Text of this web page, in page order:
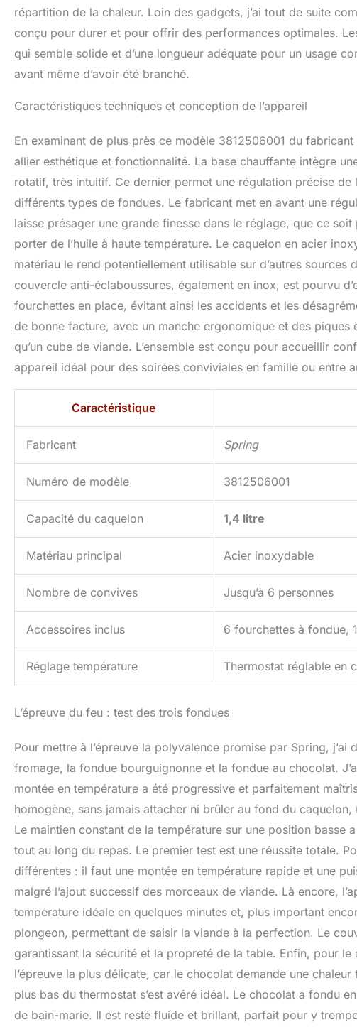
répartition de la chaleur. Loin des gadgets, j’ai tout de suite
conçu pour durer et pour offrir des performances optimales.
qui semble solide et d’une longueur adéquate pour un usage
avant même d’avoir été branché.
Caractéristiques techniques et conception de l’appareil
En examinant de plus près ce modèle 3812506001 du
allier esthétique et fonctionnalité. La base chauffante intègre
rotatif, très intuitif. Ce dernier permet une régulation précise
différents types de fondues. Le fabricant met en avant une
laisse présager une grande finesse dans le réglage, que ce
porter de l’huile à haute température. Le caquelon en acier
matériau le rend potentiellement utilisable sur d’autres
couvercle anti-éclaboussures, également en inox, est pourvu
fourchettes en place, évitant ainsi les accidents et les
de bonne facture, avec un manche ergonomique et des
qu’un cube de viande. L’ensemble est conçu pour accueillir
appareil idéal pour des soirées conviviales en famille ou entre
Caractéristique
Fabricant Spring
Numéro de modèle 3812506001
Capacité du caquelon 1,4 litre
Matériau principal Acier inoxydable
Nombre de convives Jusqu’à 6 personnes
Accessoires inclus 6 fourchettes à fondue,
Réglage température Thermostat réglable en
L’épreuve du feu : test des trois fondues
Pour mettre à l’épreuve la polyvalence promise par Spring,
fromage, la fondue bourguignonne et la fondue au chocolat.
montée en température a été progressive et parfaitement
homogène, sans jamais attacher ni brûler au fond du
Le maintien constant de la température sur une position basse
tout au long du repas. Le premier test est une réussite totale.
différentes : il faut une montée en température rapide et une
malgré l’ajout successif des morceaux de viande. Là encore,
température idéale en quelques minutes et, plus important
plongeon, permettant de saisir la viande à la perfection. Le
garantissant la sécurité et la propreté de la table. Enfin, pour le
l’épreuve la plus délicate, car le chocolat demande une
plus bas du thermostat s’est avéré idéal. Le chocolat a fondu
de bain-marie. Il est resté fluide et brillant, parfait pour y